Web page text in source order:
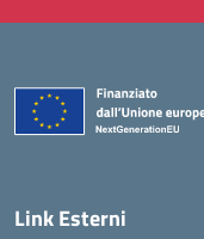
Link Esterni